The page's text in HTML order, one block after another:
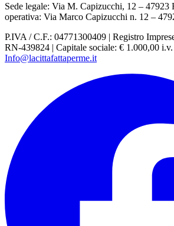
Sede legale: Via M. Capizucchi, 12 – 47923
operativa: Via Marco Capizucchi n. 12 –
P.IVA / C.F.: 04771300409 | Registro
RN-439824 | Capitale sociale: € 1.000,00 i.v.
Info@lacittafattaperme.it